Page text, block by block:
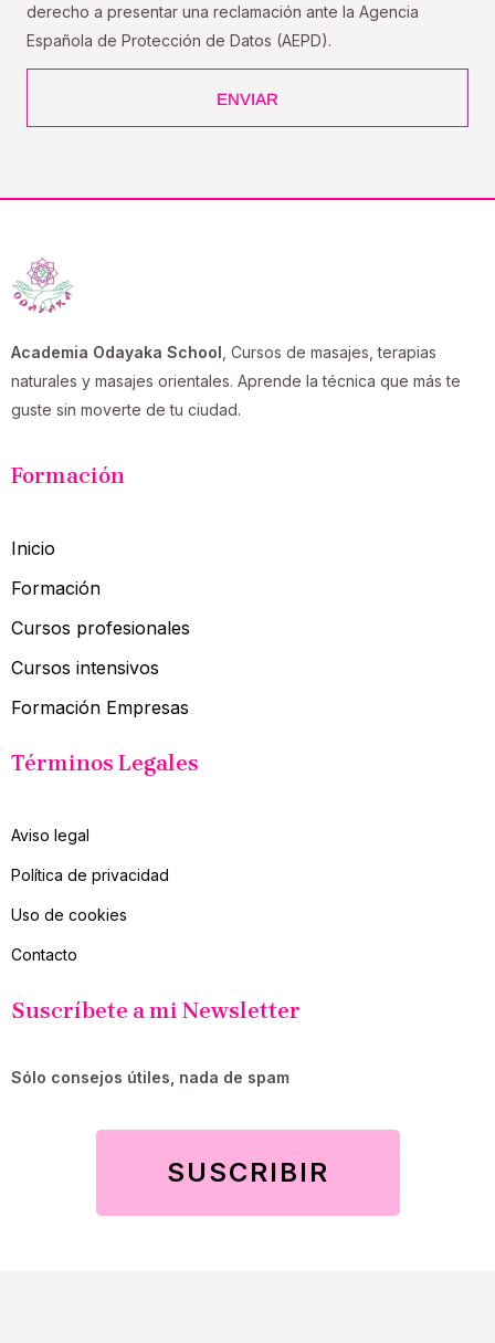
derecho a presentar una reclamación ante la Agencia
Española de Protección de Datos (AEPD).
ENVIAR
Academia Odayaka School , Cursos de masajes, terapias
naturales y masajes orientales. Aprende la técnica que más te
guste sin moverte de tu ciudad.
Formación
Inicio
Formación
Cursos profesionales
Cursos intensivos
Formación Empresas
Términos Legales
Aviso legal
Política de privacidad
Uso de cookies
Contacto
Suscríbete a mi Newsletter
Sólo consejos útiles, nada de spam
SUSCRIBIR